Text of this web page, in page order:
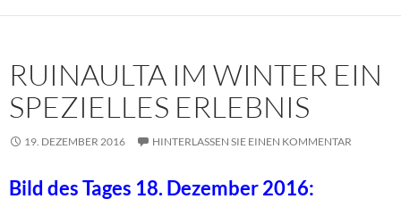
RUINAULTA IM WINTER EIN
SPEZIELLES ERLEBNIS
19. DEZEMBER 2016 HINTERLASSEN SIE EINEN KOMMENTAR
Bild des Tages 18. Dezember 2016: